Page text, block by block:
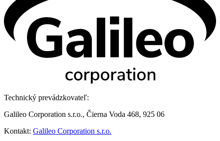
Technický prevádzkovateľ:
Galileo Corporation s.r.o., Čierna Voda 468, 925 06
Kontakt: Galileo Corporation s.r.o.